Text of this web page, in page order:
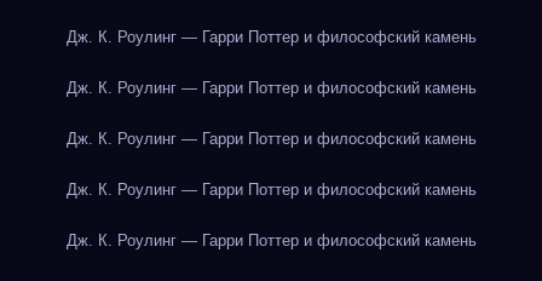
Дж. К. Роулинг — Гарри Поттер и философский камень
Дж. К. Роулинг — Гарри Поттер и философский камень
Дж. К. Роулинг — Гарри Поттер и философский камень
Дж. К. Роулинг — Гарри Поттер и философский камень
Дж. К. Роулинг — Гарри Поттер и философский камень